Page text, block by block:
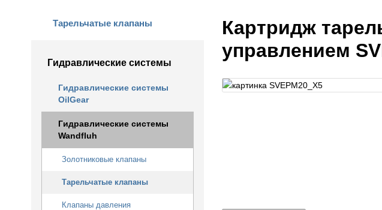
Тарельчатые клапаны
Гидравлические системы
Гидравлические системы
OilGear
Гидравлические системы
Wandfluh
Золотниковые клапаны
Тарельчатые клапаны
Клапаны давления
Картридж
управлением